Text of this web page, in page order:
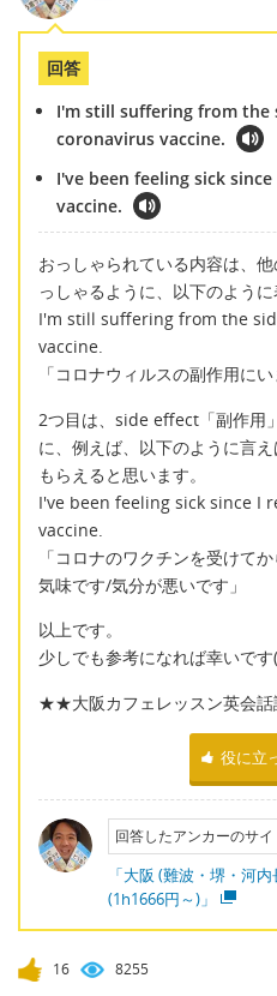
回答
I'm still suffering from the
coronavirus vaccine.
I've been feeling sick
vaccine.
おっしゃられている内容は、
っしゃるように、以下のよう
I'm still suffering from the
vaccine.
「コロナウィルスの副作用に
2つ目は、side effect「副作用
に、例えば、以下のように言
もらえると思います。
I've been feeling sick since I
vaccine.
「コロナのワクチンを受けて
気味です/気分が悪いです」
以上です。
少しでも参考になれば幸いです(
★★大阪カフェレッスン英会話
役に立
回答したアンカーのサイ
「大阪 (難波・堺・河
(1h1666円～)」
16 8255